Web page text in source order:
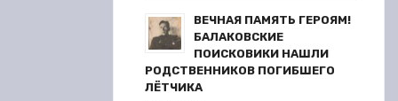
ВЕЧНАЯ ПАМЯТЬ ГЕРОЯМ!
БАЛАКОВСКИЕ
ПОИСКОВИКИ НАШЛИ
РОДСТВЕННИКОВ ПОГИБШЕГО
ЛЁТЧИКА